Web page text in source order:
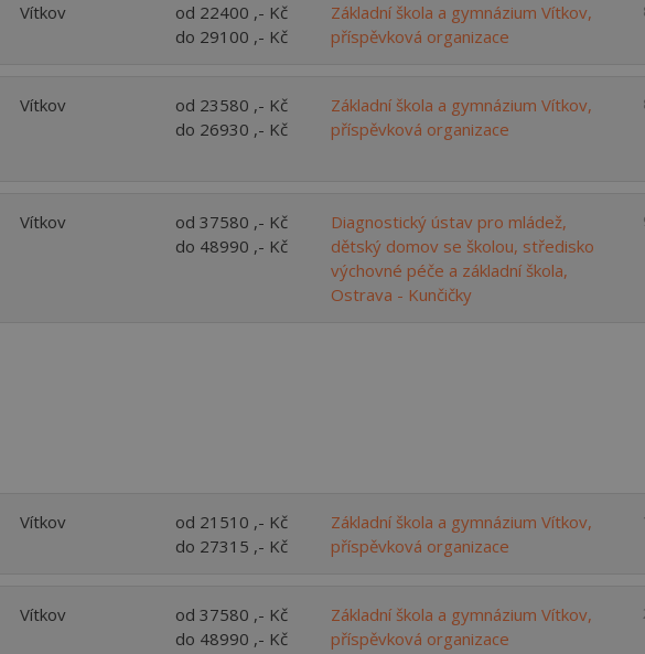
Vítkov
od 22400 ,- Kč
do 29100 ,- Kč
Základní škola a gymnázium Vítkov,
příspěvková organizace
Vítkov
od 23580 ,- Kč
do 26930 ,- Kč
Základní škola a gymnázium Vítkov,
příspěvková organizace
Vítkov
od 37580 ,- Kč
do 48990 ,- Kč
Diagnostický ústav pro mládež,
dětský domov se školou, středisko
výchovné péče a základní škola,
Ostrava - Kunčičky
Vítkov
od 21510 ,- Kč
do 27315 ,- Kč
Základní škola a gymnázium Vítkov,
příspěvková organizace
Vítkov
od 37580 ,- Kč
do 48990 ,- Kč
Základní škola a gymnázium Vítkov,
příspěvková organizace
Více než62275 uživatelů už používá tento svělý způsob pro